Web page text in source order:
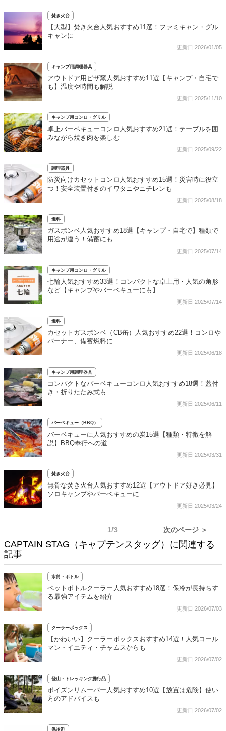
焚き火台
【大型】焚き火台人気おすすめ11選！ファミキャン・グル
キャンに
更新日:2026/01/05
キャンプ用調理器具
アウトドア用ピザ窯人気おすすめ11選【キャンプ・自宅で
も】温度や時間も解説
更新日:2025/11/10
キャンプ用コンロ・グリル
卓上バーベキューコンロ人気おすすめ21選！テーブルを囲
みながら焼き肉を楽しむ
更新日:2025/09/22
調理器具
防災向けカセットコンロ人気おすすめ15選！災害時に役立
つ！安全装置付きのイワタニやニチレンも
更新日:2025/08/18
燃料
ガスボンベ人気おすすめ18選【キャンプ・自宅で】種類で
用途が違う！備蓄にも
更新日:2025/07/14
キャンプ用コンロ・グリル
七輪人気おすすめ33選！コンパクトな卓上用・人気の角形
など【キャンプやバーベキューにも】
更新日:2025/07/14
燃料
カセットガスボンベ（CB缶）人気おすすめ22選！コンロや
バーナー、備蓄燃料に
更新日:2025/06/18
キャンプ用調理器具
コンパクトなバーベキューコンロ人気おすすめ18選！蓋付
き・折りたたみ式も
更新日:2025/06/11
バーベキュー（BBQ）
バーベキューに人気おすすめの炭15選【種類・特徴を解
説】BBQ奉行への道
更新日:2025/03/31
焚き火台
無骨な焚き火台人気おすすめ12選【アウトドア好き必見】
ソロキャンプやバーベキューに
更新日:2025/03/24
1/3 次のページ ＞
CAPTAIN STAG（キャプテンスタッグ）に関連する
記事
水筒・ボトル
ペットボトルクーラー人気おすすめ18選！保冷が長持ちす
る最強アイテムを紹介
更新日:2026/07/03
クーラーボックス
【かわいい】クーラーボックスおすすめ14選！人気コール
マン・イエティ・チャムスからも
更新日:2026/07/02
登山・トレッキング携行品
ポイズンリムーバー人気おすすめ10選【放置は危険】使い
方のアドバイスも
更新日:2026/07/02
保冷剤